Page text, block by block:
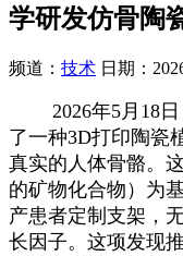
学研发仿骨陶
频道： 技术 日期：
2026年5月18日
了一种3D打印陶瓷
真实的人体骨骼。
的矿物化合物）为
产患者定制支架，
长因子。这项发现